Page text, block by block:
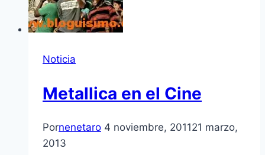
Noticia
Metallica en el Cine
Pornenetaro 4 noviembre, 201121 marzo,
2013